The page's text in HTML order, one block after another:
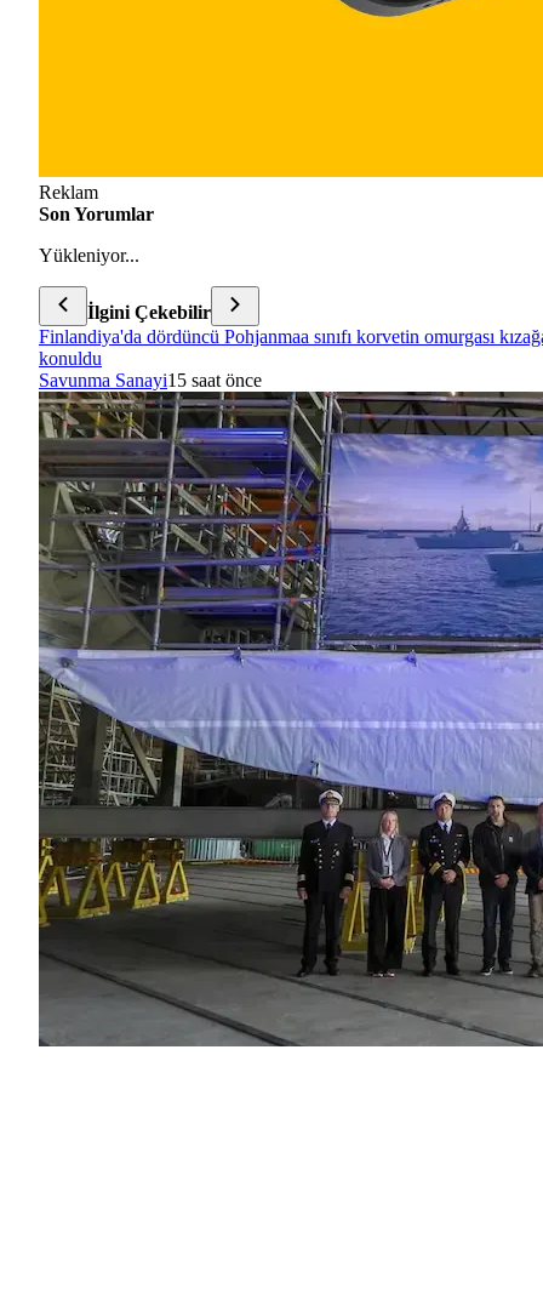
Reklam
Son Yorumlar
Yükleniyor...
İlgini Çekebilir
Finlandiya'da dördüncü Pohjanmaa sınıfı korvetin omurgası
konuldu
Savunma Sanayi15 saat önce